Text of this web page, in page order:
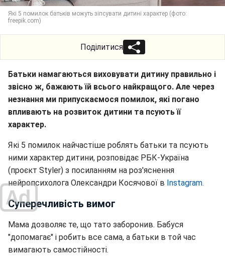
Які 5 помилок батьків можуть зіпсувати дитині характер (фото:
freepik.com)
Поділитися
Батьки намагаються виховувати дитину правильно і
звісно ж, бажають їй всього найкращого. Але через
незнання ми припускаємося помилок, які погано
впливають на розвиток дитини та псують її
характер.
Які 5 помилок найчастіше роблять батьки та псують
ними характер дитини, розповідає РБК-Україна
(проєкт Styler) з посиланням на роз'яснення
нейропсихолога Олександри Косячової в Instagram.
Суперечливість вимог
Мама дозволяє те, що тато заборонив. Бабуся
"допомагає" і робить все сама, а батьки в той час
вимагають самостійності.